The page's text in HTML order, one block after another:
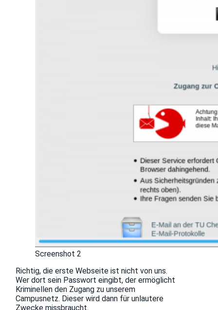
Screenshot 2
Richtig, die erste Webseite ist nicht von uns.
Wer dort sein Passwort eingibt, der ermöglicht
Kriminellen den Zugang zu unserem
Campusnetz. Dieser wird dann für unlautere
Zwecke missbraucht.